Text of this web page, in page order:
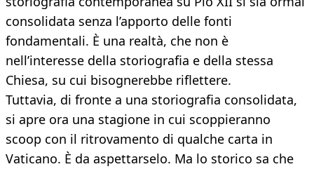
consolidata senza l’apporto delle fonti
fondamentali. È una realtà, che non è
nell’interesse della storiografia e della stessa
Chiesa, su cui bisognerebbe riflettere.
Tuttavia, di fronte a una storiografia consolidata,
si apre ora una stagione in cui scoppieranno
scoop con il ritrovamento di qualche carta in
Vaticano. È da aspettarselo. Ma lo storico sa che